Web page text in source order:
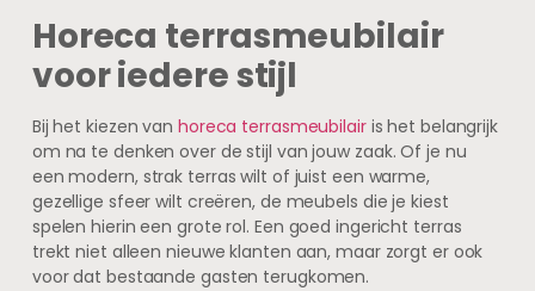
Horeca terrasmeubilair
voor iedere stijl
Bij het kiezen van horeca terrasmeubilairis het belangrijk
om na te denken over de stijl van jouw zaak. Of je nu
een modern, strak terras wilt of juist een warme,
gezellige sfeer wilt creëren, de meubels die je kiest
spelen hierin een grote rol. Een goed ingericht terras
trekt niet alleen nieuwe klanten aan, maar zorgt er ook
voor dat bestaande gasten terugkomen.